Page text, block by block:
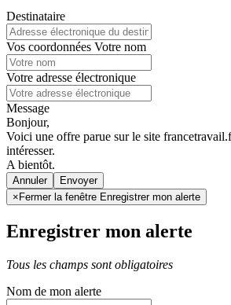
Destinataire
Vos coordonnées Votre nom
Votre adresse électronique
Message
Bonjour,
Voici une offre parue sur le site
intéresser.
A bientôt.
Annuler
× Fermer la fenêtre Enregistrer mon alerte
Enregistrer mon alerte
Tous les champs sont obligatoires
Nom de mon alerte